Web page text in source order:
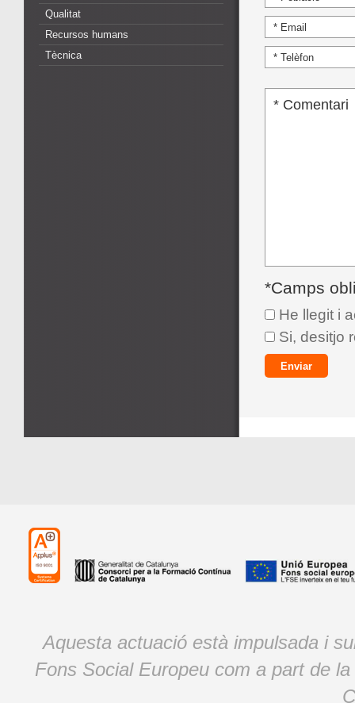
Qualitat
Recursos humans
Tècnica
*Camps
He llegit i
Si, desitjo
Aquesta actuació està impulsada i
Fons Social Europeu com a part de